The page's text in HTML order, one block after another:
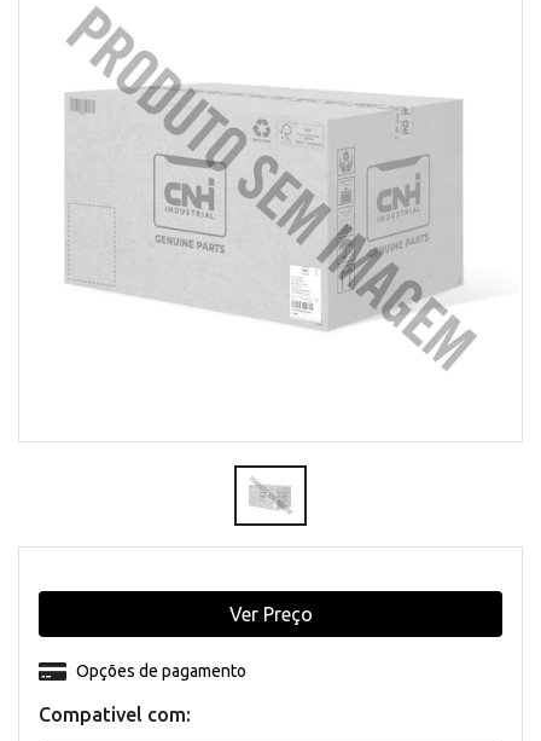
Compativel com:
Opções de pagamento
Ver Preço